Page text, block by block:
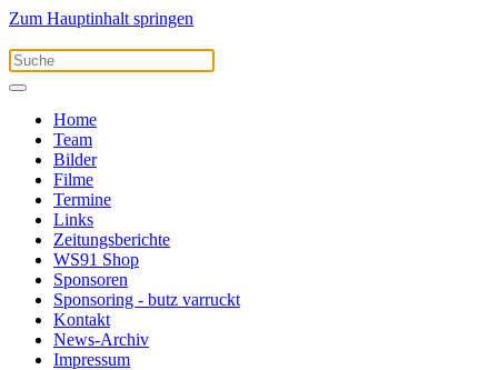
Zum Hauptinhalt springen
Home
Team
Bilder
Filme
Termine
Links
Zeitungsberichte
WS91 Shop
Sponsoren
Sponsoring - butz varruckt
Kontakt
News-Archiv
Impressum